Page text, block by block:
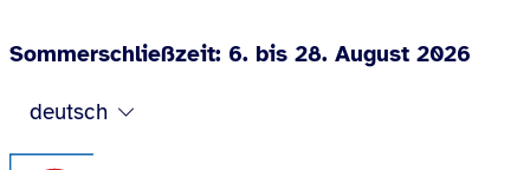
Zum Inhalt springen
Sommerschließzeit: 6. bis 28. August 2026
deutsch